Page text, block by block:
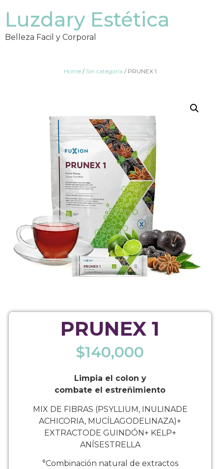
Luzdary Estética
Belleza Facil y Corporal
Home/ Sin categoría / PRUNEX 1
PRUNEX 1
$140,000
Limpia el colon y
combate el estreñimiento
MIX DE FIBRAS (PSYLLIUM, INULINADE
ACHICORIA, MUCÍLAGODELINAZA)+
EXTRACTODE GUINDÓN+ KELP+
ANÍSESTRELLA
°Combinación natural de extractos